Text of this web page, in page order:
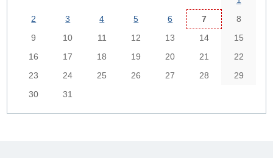
2
3 4 5 6 7
8
9
10 11 12 13 14
15
16
17 18 19 20 21
22
23
24 25 26 27 28
29
30
31